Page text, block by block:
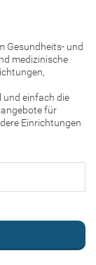
Gesundheits- und
medizinische
und einfach die
für
Einrichtungen